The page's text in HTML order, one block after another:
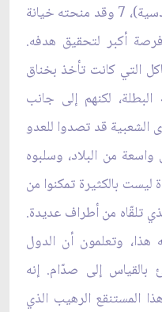
وبحراً وجوّاً ملقبّينه ب (بطل القادسية)، 7 وقد منحته خيانة
أكبر لتحقيق هدفه.
التي كانت تأخذ بخناق
البطلة، لكنهم إلى جانب
الشعبية قد تصدوا للعدو
من البلاد، وسلبوه
بالكثيرة تمكنوا من
تلقّاه من أطراف عديدة.
هذا، وتعلمون أن الدول
إلى صدّام. إنه
المستنقع الرهيب الذي